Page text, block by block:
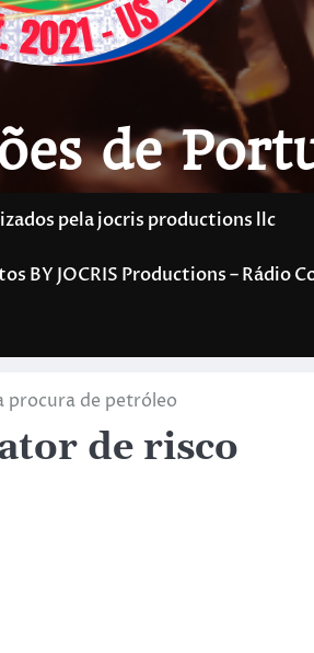
de
pela jocris productions llc
BY JOCRIS Productions – Rádio
procura de petróleo
de risco